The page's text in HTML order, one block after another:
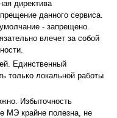
директива
данного сервиса.
- запрещено.
влечет за собой
Единственный
только локальной работы
Избыточность
МЭ крайне полезна, не